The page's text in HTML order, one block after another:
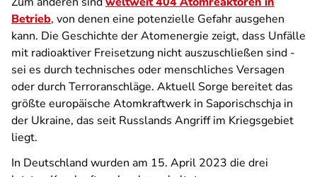
Betrieb, von denen eine potenzielle Gefahr ausgehen
kann. Die Geschichte der Atomenergie zeigt, dass Unfälle
mit radioaktiver Freisetzung nicht auszuschließen sind -
sei es durch technisches oder menschliches Versagen
oder durch Terroranschläge. Aktuell Sorge bereitet das
größte europäische Atomkraftwerk in Saporischschja in
der Ukraine, das seit Russlands Angriff im Kriegsgebiet
liegt.
In Deutschland wurden am 15. April 2023 die drei